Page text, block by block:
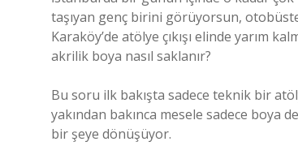
taşıyan genç birini görüyorsun, otobüste
Karaköy’de atölye çıkışı elinde yarım
akrilik boya nasıl saklanır?
Bu soru ilk bakışta sadece teknik bir
yakından bakınca mesele sadece boya
bir şeye dönüşüyor.